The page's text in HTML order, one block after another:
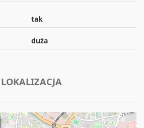
tak
duża
LOKALIZACJA